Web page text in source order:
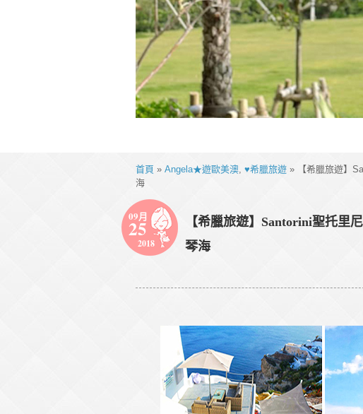
首頁 » Angela★遊歐美澳, ♥希臘旅遊 » 【希臘旅遊】
海
09月
25
2018
【希臘旅遊】Santorini聖托里
琴海